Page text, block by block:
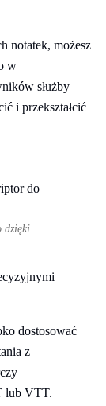
notatek, możesz
w
służby
i przekształcić
dzięki
dostosować
z
lub VTT.